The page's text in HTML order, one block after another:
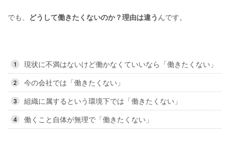
でも、 どうして働きたくないのか？理由は違う んです。
現状に不満はないけど働かなくていいなら「働きたくない」
今の会社では「働きたくない」
組織に属するという環境下では「働きたくない」
働くこと自体が無理で「働きたくない」